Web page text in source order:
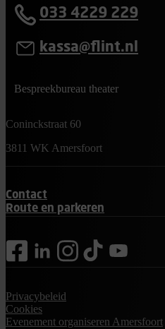
033 4229 229
kassa@flint.nl
Bespreekbureau theater
Coninckstraat 60
3811 WK Amersfoort
Contact
Route en parkeren
facebooklinkedininstagram
tiktok youtube
Privacybeleid
Cookies
Evenement organiseren Amersfoort